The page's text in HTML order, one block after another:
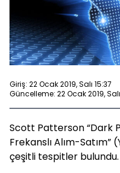
Giriş: 22 Ocak 2019, Salı 15:37
Güncelleme: 22 Ocak 2019,
Scott Patterson “Dark
Frekanslı Alım-
çeşitli tespitler bulundu.